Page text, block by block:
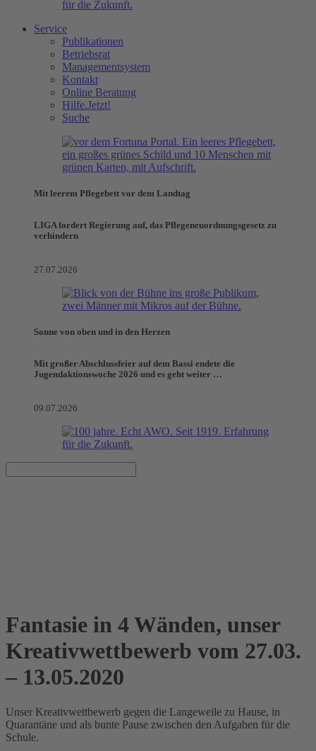
Service
Publikationen
Betriebsrat
Managementsystem
Kontakt
Online Beratung
Hilfe.Jetzt!
Suche
Mit leerem Pflegebett vor dem Landtag
LIGA fordert Regierung auf, das Pflegeneuordnungsgesetz zu
verhindern
27.07.2026
Sonne von oben und in den Herzen
Mit großer Abschlussfeier auf dem Bassi endete die
Jugendaktionswoche 2026 und es geht weiter …
09.07.2026
Fantasie in 4 Wänden, unser
Kreativwettbewerb vom 27.03.
– 13.05.2020
Unser Kreativwettbewerb gegen die Langeweile zu Hause, in
Quarantäne und als bunte Pause zwischen den Aufgaben für die
Schule.